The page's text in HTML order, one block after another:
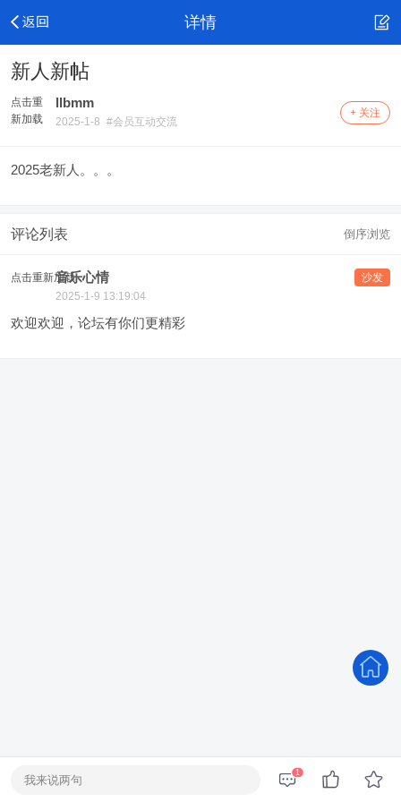
详情
新人新帖
点击重
新加载
llbmm
2025-1-8 #会员互动交流
+ 关注
2025老新人。。。
评论列表 倒序浏览
点击重新加载 沙发
音乐心情
2025-1-9 13:19:04
欢迎欢迎，论坛有你们更精彩
我来说两句
1